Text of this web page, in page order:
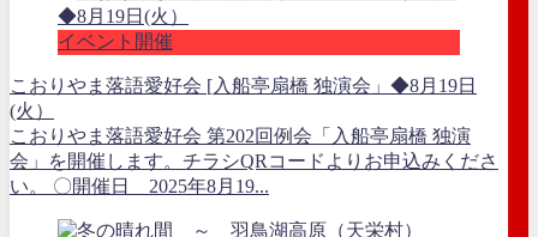
イベント開催
こおりやま落語愛好会 [入船亭扇橋 独演会」◆8月19日
(火）
こおりやま落語愛好会 第202回例会「入船亭扇橋 独演
会」を開催します。チラシQRコードよりお申込みくださ
い。 〇開催日 2025年8月19...